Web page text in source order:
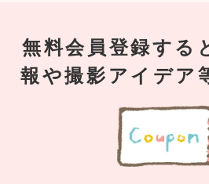
無料会員登録する
報や撮影アイデア